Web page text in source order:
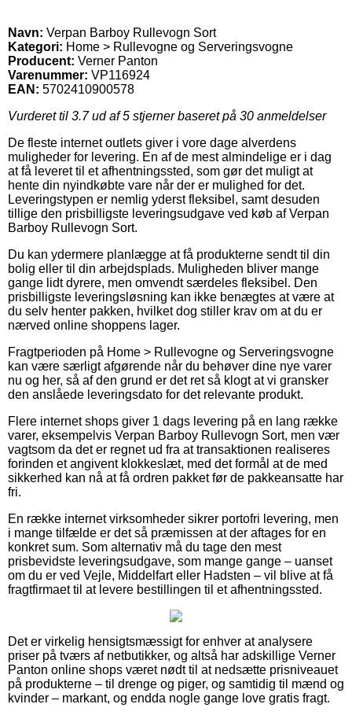
Navn: Verpan Barboy Rullevogn Sort
Kategori: Home > Rullevogne og Serveringsvogne
Producent: Verner Panton
Varenummer: VP116924
EAN: 5702410900578
Vurderet til 3.7ud af 5 stjerner baseret på 30 anmeldelser
De fleste internet outlets giver i vore dage alverdens
muligheder for levering. En af de mest almindelige er i dag
at få leveret til et afhentningssted, som gør det muligt at
hente din nyindkøbte vare når der er mulighed for det.
Leveringstypen er nemlig yderst fleksibel, samt desuden
tillige den prisbilligste leveringsudgave ved køb af Verpan
Barboy Rullevogn Sort.
Du kan ydermere planlægge at få produkterne sendt til din
bolig eller til din arbejdsplads. Muligheden bliver mange
gange lidt dyrere, men omvendt særdeles fleksibel. Den
prisbilligste leveringsløsning kan ikke benægtes at være at
du selv henter pakken, hvilket dog stiller krav om at du er
nærved online shoppens lager.
Fragtperioden på Home > Rullevogne og Serveringsvogne
kan være særligt afgørende når du behøver dine nye varer
nu og her, så af den grund er det ret så klogt at vi gransker
den anslåede leveringsdato for det relevante produkt.
Flere internet shops giver 1 dags levering på en lang række
varer, eksempelvis Verpan Barboy Rullevogn Sort, men vær
vagtsom da det er regnet ud fra at transaktionen realiseres
forinden et angivent klokkeslæt, med det formål at de med
sikkerhed kan nå at få ordren pakket før de pakkeansatte har
fri.
En række internet virksomheder sikrer portofri levering, men
i mange tilfælde er det så præmissen at der aftages for en
konkret sum. Som alternativ må du tage den mest
prisbevidste leveringsudgave, som mange gange – uanset
om du er ved Vejle, Middelfart eller Hadsten – vil blive at få
fragtfirmaet til at levere bestillingen til et afhentningssted.
Det er virkelig hensigtsmæssigt for enhver at analysere
priser på tværs af netbutikker, og altså har adskillige Verner
Panton online shops været nødt til at nedsætte prisniveauet
på produkterne – til drenge og piger, og samtidig til mænd og
kvinder – markant, og endda nogle gange love gratis fragt.